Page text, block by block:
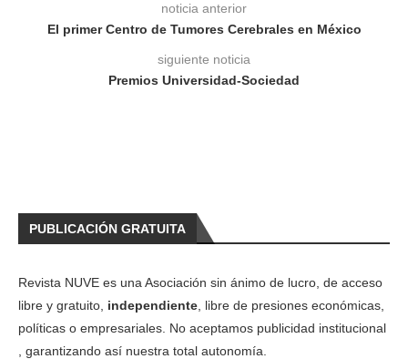
noticia anterior
El primer Centro de Tumores Cerebrales en México
siguiente noticia
Premios Universidad-Sociedad
PUBLICACIÓN GRATUITA
Revista NUVE es una Asociación sin ánimo de lucro, de acceso
libre y gratuito, independiente , libre de presiones económicas,
políticas o empresariales. No aceptamos publicidad institucional
, garantizando así nuestra total autonomía.